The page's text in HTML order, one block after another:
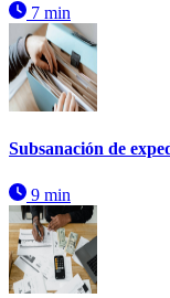
7 min
Subsanación de
9 min